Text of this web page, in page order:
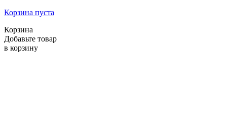
Корзина пуста
Корзина
Добавьте товар
в корзину